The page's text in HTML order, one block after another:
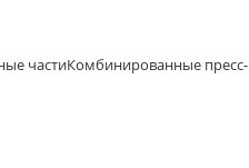
частиКомбинированные пресс-